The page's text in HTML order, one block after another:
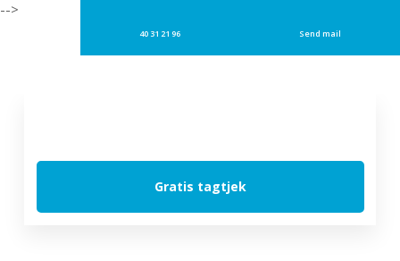
-->
40 31 21 96 Send mail
Gratis tagtjek